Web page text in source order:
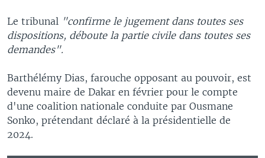
Le tribunal "confirme le jugement dans toutes ses
dispositions, déboute la partie civile dans toutes ses
demandes".
Barthélémy Dias, farouche opposant au pouvoir, est
devenu maire de Dakar en février pour le compte
d'une coalition nationale conduite par Ousmane
Sonko, prétendant déclaré à la présidentielle de
2024.